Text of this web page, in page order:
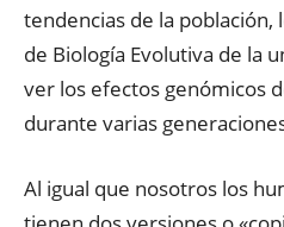
tendencias de la
de Biología Evolutiva de la
ver los efectos genómicos
durante varias
Al igual que nosotros los